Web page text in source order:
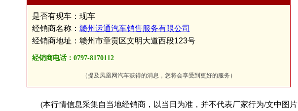
是否有现车：现车
经销商名称： 赣州运通汽车销售服务有限公司
经销商地址：赣州市章贡区文明大道西段123号
经销商电话：0797-8170112
（提及凤凰网汽车获得的消息，您将会享受到更好的服务）
(本行情信息采集自当地经销商，以当日为准，并不代表厂家行为/文中图片